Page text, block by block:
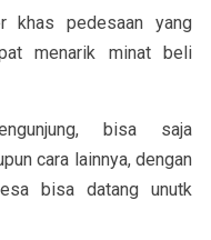
khas pedesaan yang
menarik minat beli
bisa saja
cara lainnya, dengan
bisa datang unutk